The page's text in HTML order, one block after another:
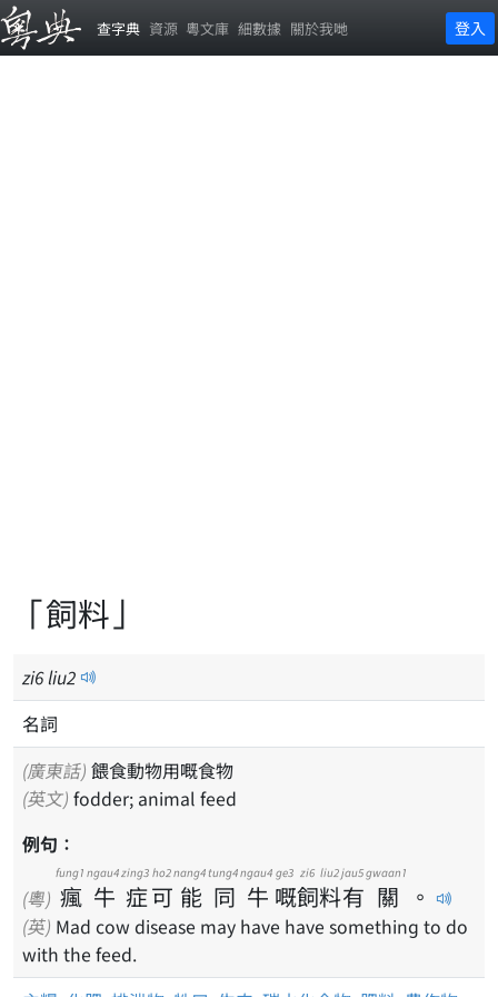
查字典 資源 粵文庫 細數據 關於我哋 登入
「飼料」
zi6liu2
名詞
(廣東話) 餵食動物用嘅食物
(英文) fodder; animal feed
例句：
(粵) 瘋
fung1
牛
ngau4
症
zing3
可
ho2
能
nang4
同
tung4
牛
ngau4
嘅
ge3
飼
zi6
料
liu2
有
jau5
關
gwaan1
。
(英) Mad cow disease may have have something to do
with the feed.